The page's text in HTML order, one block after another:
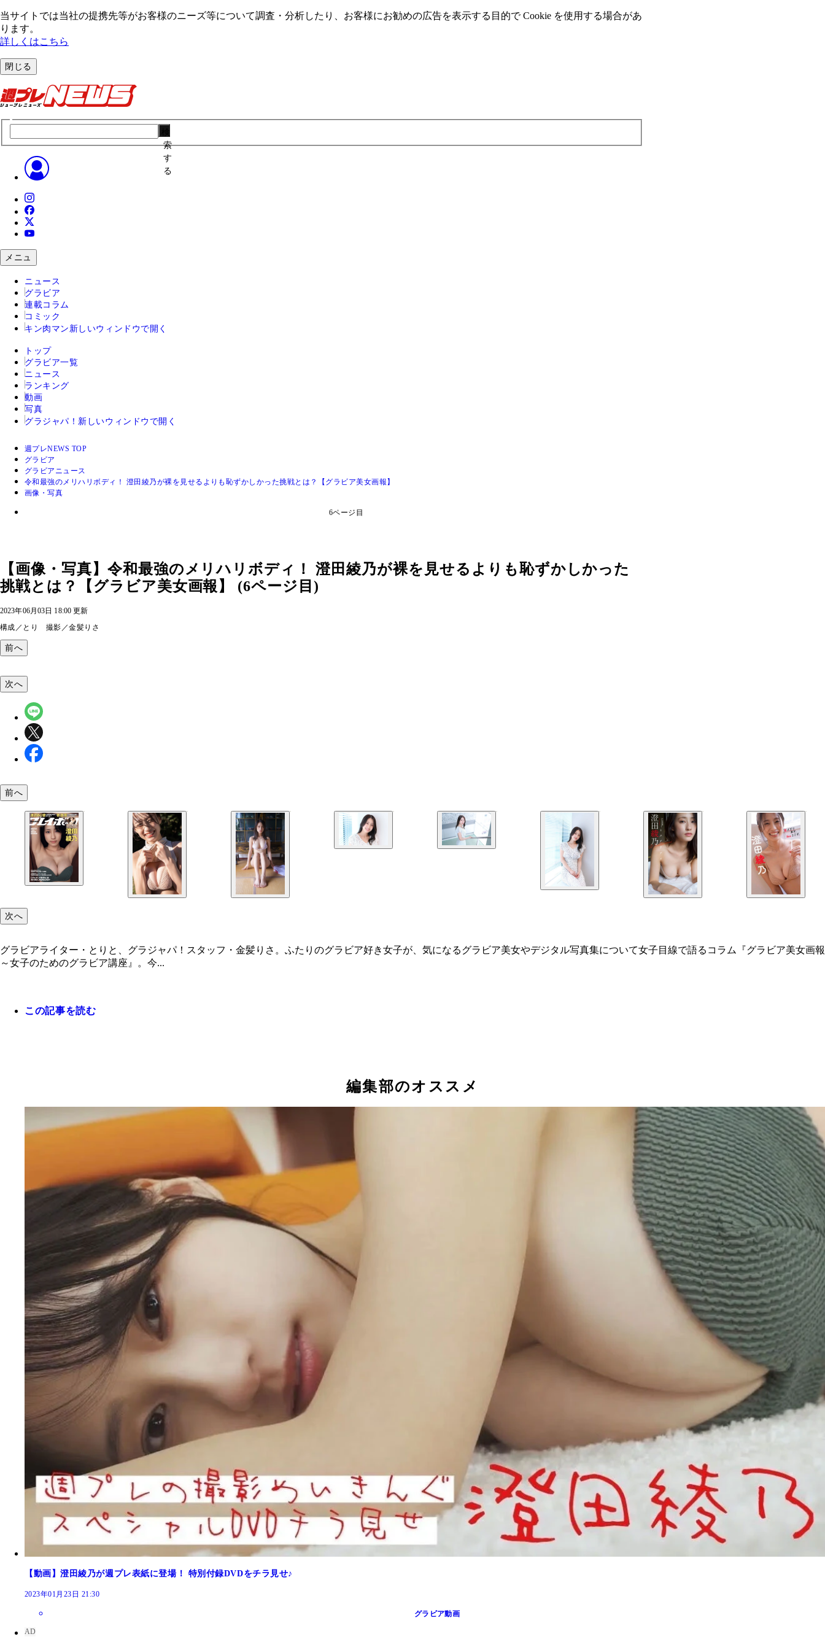
当サイトでは当社の提携先等がお客様のニーズ等について調査・分析したり、お客様にお勧めの広告を表⽰する⽬的で Cookie を使⽤する場合があ
ります。
詳しくはこちら
閉じる
索
す
る
メニュ
ニュース
グラビア
連載コラム
コミック
キン肉マン 新しいウィンドウで開く
トップ
グラビア一覧
ニュース
ランキング
動画
写真
グラジャパ！ 新しいウィンドウで開く
週プレNEWS TOP
グラビア
グラビアニュース
令和最強のメリハリボディ！ 澄田綾乃が裸を見せるよりも恥ずかしかった挑戦とは？【グラビア美女画報】
画像・写真
6ページ目
【画像・写真】令和最強のメリハリボディ！ 澄田綾乃が裸を見せるよりも恥ずかしかった
挑戦とは？【グラビア美女画報】 (6ページ目)
2023年06月03日 18:00 更新
構成／とり 撮影／金髪りさ
前へ
次へ
前へ
次へ
グラビアライター・とりと、グラジャパ！スタッフ・金髪りさ。ふたりのグラビア好き女子が、気になるグラビア美女やデジタル写真集について女子目線で語るコラム『グラビア美女画報
～女子のためのグラビア講座』。今...
この記事を読む
編集部のオススメ
【動画】澄田綾乃が週プレ表紙に登場！ 特別付録DVDをチラ見せ♪
2023年01月23日 21:30
グラビア動画